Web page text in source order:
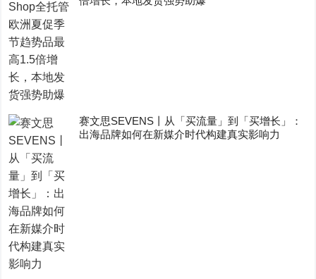
赛文思SEVENS丨从「买流量」到「买增长」：
出海品牌如何在新媒介时代构建真实影响力